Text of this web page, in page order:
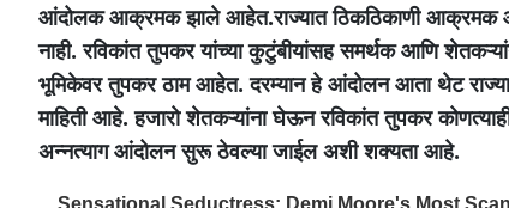
आंदोलक आक्रमक झाले आहेत.राज्यात ठिकठिकाणी आक्रमक
नाही. रविकांत तुपकर यांच्या कुटुंबीयांसह समर्थक आणि
भूमिकेवर तुपकर ठाम आहेत. दरम्यान हे आंदोलन आता थेट
माहिती आहे. हजारो शेतकऱ्यांना घेऊन रविकांत तुपकर
अन्नत्याग आंदोलन सुरू ठेवल्या जाईल अशी शक्यता आहे.